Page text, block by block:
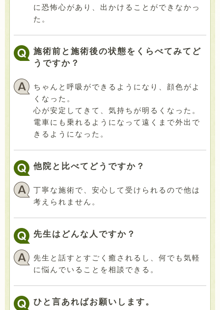
に恐怖心があり、出かけることができなかっ
た。
施術前と施術後の状態をくらべてみてど
うですか？
ちゃんと呼吸ができるようになり、顔色がよ
くなった。
心が安定してきて、気持ちが明るくなった。
電車にも乗れるようになって遠くまで外出で
きるようになった。
他院と比べてどうですか？
丁寧な施術で、安心して受けられるので他は
考えられません。
先生はどんな人ですか？
先生と話すとすごく癒されるし、何でも気軽
に悩んでいることを相談できる。
ひと言あればお願いします。